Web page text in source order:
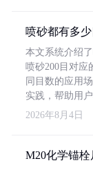
喷砂都有多少
本文系统介绍
喷砂200目对应
同目数的应用
实践，帮助用
2026年8月4日
M20化学锚